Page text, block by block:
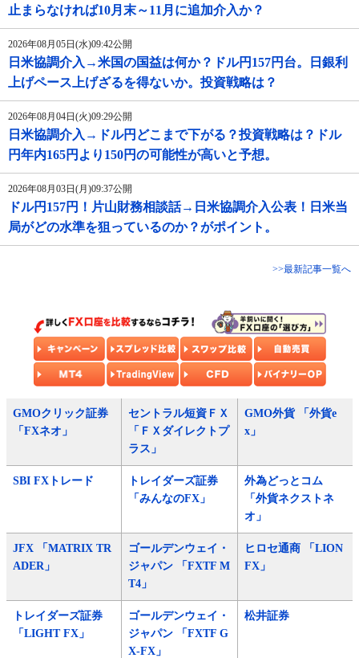
止まらなければ10月末～11月に追加介入か？
2026年08月05日(水)09:42公開
日米協調介入→米国の国益は何か？ドル円157円台。日銀利
上げペース上げざるを得ないか。投資戦略は？
2026年08月04日(火)09:29公開
日米協調介入→ドル円どこまで下がる？投資戦略は？ドル
円年内165円より150円の可能性が高いと予想。
2026年08月03日(月)09:37公開
ドル円157円！片山財務相談話→日米協調介入公表！日米当
局がどの水準を狙っているのか？がポイント。
>>最新記事一覧へ
GMOクリック証券
「FXネオ」
セントラル短資ＦＸ
「ＦＸダイレクトプ
ラス」
GMO外貨 「外貨e
x」
SBI FXトレード
トレイダーズ証券
「みんなのFX」
外為どっとコム
「外貨ネクストネ
オ」
JFX 「MATRIX TR
ADER」
ゴールデンウェイ・
ジャパン 「FXTF M
T4」
ヒロセ通商 「LION
FX」
トレイダーズ証券
「LIGHT FX」
ゴールデンウェイ・
ジャパン 「FXTF G
X-FX」
松井証券